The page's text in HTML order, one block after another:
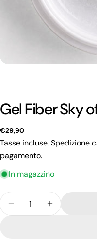
Gel Fiber Sky
Prezzo
regolare
€29,90
Tasse incluse.Spedizione
pagamento.
In magazzino
Diminuisci LaAumenta